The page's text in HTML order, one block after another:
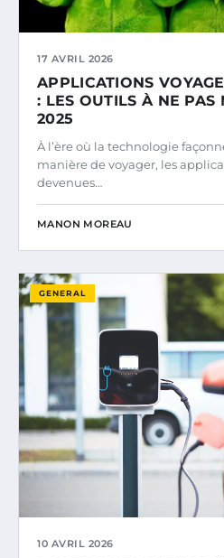
17 AVRIL 2026
APPLICATIONS
: LES OUTILS À NE PAS
2025
À l’ère où la technologie
manière de voyager, les
devenues…
MANON MOREAU
GENERAL
10 AVRIL 2026